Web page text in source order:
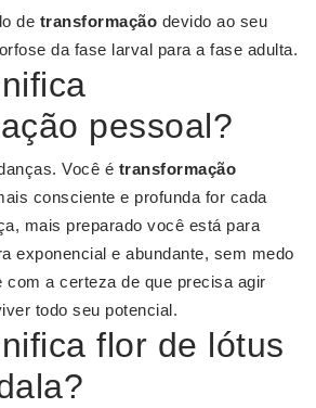
de transformação devido ao seu
da fase larval para a fase adulta.
pessoal?
Você é transformação
consciente e profunda for cada
mais preparado você está para
exponencial e abundante, sem medo
com a certeza de que precisa agir
todo seu potencial.
flor de lótus